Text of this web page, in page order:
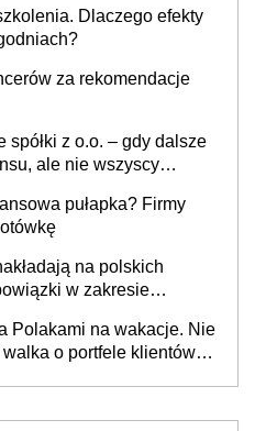
Dlaczego efekty
za rekomendacje
spółki z o.o. – gdy dalsze
ale nie wszyscy
pułapka? Firmy
na polskich
w zakresie
Polakami na wakacje. Nie
o portfele klientów